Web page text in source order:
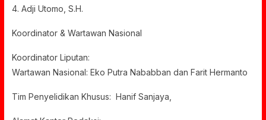
4. Adji Utomo, S.H.
Koordinator & Wartawan Nasional
Koordinator Liputan:
Wartawan Nasional: Eko Putra Nababban dan Farit Hermanto
Tim Penyelidikan Khusus: Hanif Sanjaya,